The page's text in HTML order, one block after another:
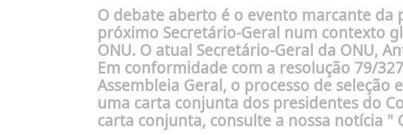
O debate aberto é o evento marcante
próximo Secretário-Geral num contexto
ONU. O atual Secretário-Geral da ONU,
Em conformidade com a resolução 79/
Assembleia Geral, o processo de
uma carta conjunta dos presidentes do
carta conjunta, consulte a nossa notícia "